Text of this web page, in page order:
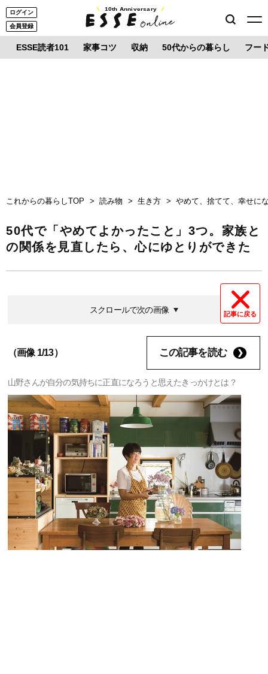
ログイン
会員登録
10th Anniversary
ESSE読者101 家事コツ 収納 50代からの暮らし フー
これからの暮らしTOP 読み物 生き方 やめて、捨てて、幸せに
50代で「やめてよかったこと」3つ。家族と
の関係を見直したら、心にゆとりができた
記事に戻る
スクロールで次の画像
（画像 1/13） この記事を読む
山野さんが自分の気持ちに正直になろうと思えたきっかけとは？